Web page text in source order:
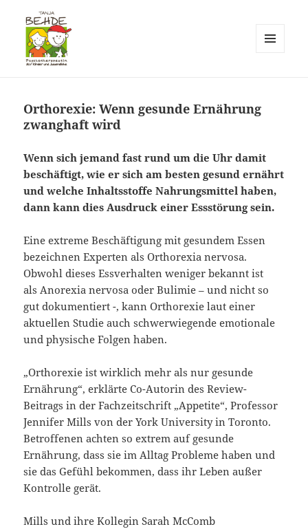
Orthorexie: Wenn gesunde Ernährung
zwanghaft wird
Wenn sich jemand fast rund um die Uhr damit
beschäftigt, wie er sich am besten gesund ernährt
und welche Inhaltsstoffe Nahrungsmittel haben,
dann kann dies Ausdruck einer Essstörung sein.
Eine extreme Beschäftigung mit gesundem Essen
bezeichnen Experten als Orthorexia nervosa.
Obwohl dieses Essverhalten weniger bekannt ist
als Anorexia nervosa oder Bulimie – und nicht so
gut dokumentiert -, kann Orthorexie laut einer
aktuellen Studie auch schwerwiegende emotionale
und physische Folgen haben.
„Orthorexie ist wirklich mehr als nur gesunde
Ernährung“, erklärte Co-Autorin des Review-
Beitrags in der Fachzeitschrift „Appetite“, Professor
Jennifer Mills von der York University in Toronto.
Betroffenen achten so extrem auf gesunde
Ernährung, dass sie im Alltag Probleme haben und
sie das Gefühl bekommen, dass ihr Leben außer
Kontrolle gerät.
Mills und ihre Kollegin Sarah McComb